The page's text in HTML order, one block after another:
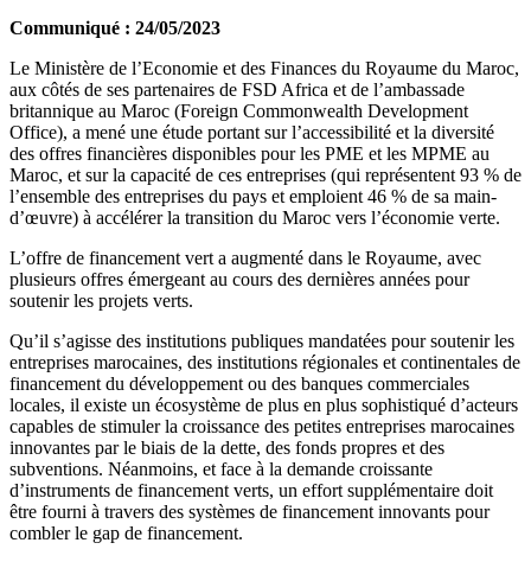
Communiqué : 24/05/2023
Le Ministère de l’Economie et des Finances du Royaume du Maroc,
aux côtés de ses partenaires de FSD Africa et de l’ambassade
britannique au Maroc (Foreign Commonwealth Development
Office), a mené une étude portant sur l’accessibilité et la diversité
des offres financières disponibles pour les PME et les MPME au
Maroc, et sur la capacité de ces entreprises (qui représentent 93 % de
l’ensemble des entreprises du pays et emploient 46 % de sa main-
d’œuvre) à accélérer la transition du Maroc vers l’économie verte.
L’offre de financement vert a augmenté dans le Royaume, avec
plusieurs offres émergeant au cours des dernières années pour
soutenir les projets verts.
Qu’il s’agisse des institutions publiques mandatées pour soutenir les
entreprises marocaines, des institutions régionales et continentales de
financement du développement ou des banques commerciales
locales, il existe un écosystème de plus en plus sophistiqué d’acteurs
capables de stimuler la croissance des petites entreprises marocaines
innovantes par le biais de la dette, des fonds propres et des
subventions. Néanmoins, et face à la demande croissante
d’instruments de financement verts, un effort supplémentaire doit
être fourni à travers des systèmes de financement innovants pour
combler le gap de financement.